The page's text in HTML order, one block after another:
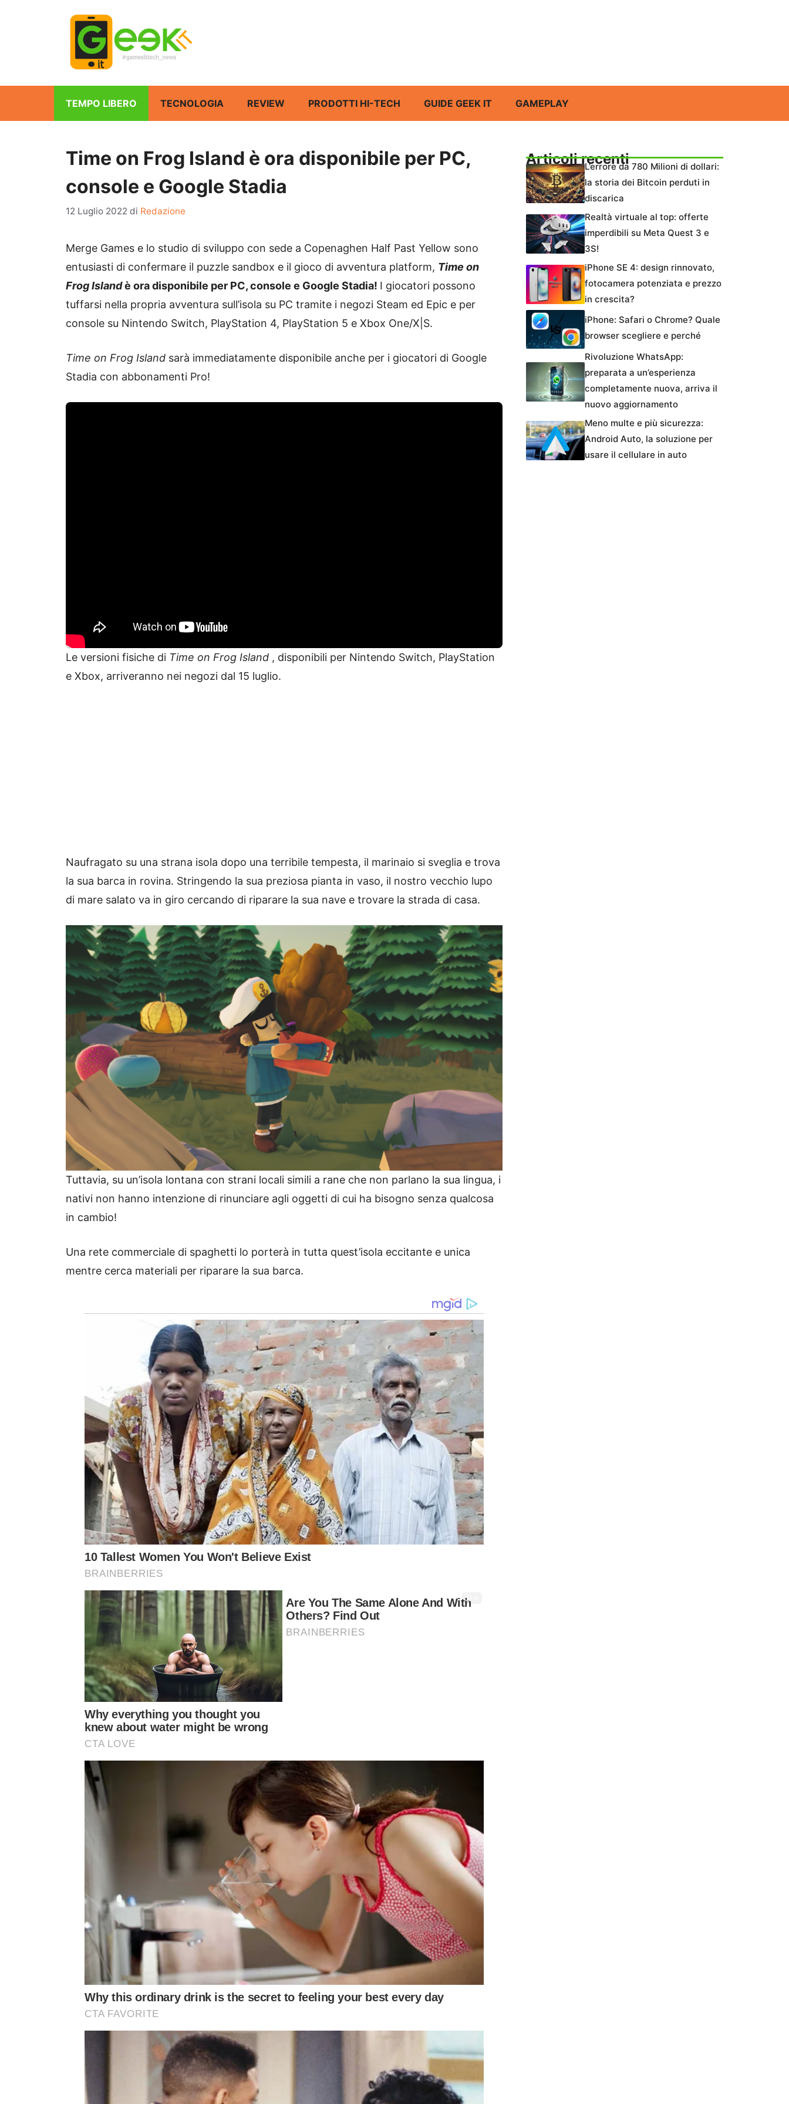
TEMPO LIBERO TECNOLOGIA REVIEW PRODOTTI HI-TECH GUIDE GEEK IT GAMEPLAY
Time on Frog Island è ora disponibile per PC,
console e Google Stadia
12 Luglio 2022 di Redazione
Merge Games e lo studio di sviluppo con sede a Copenaghen Half Past Yellow sono
entusiasti di confermare il puzzle sandbox e il gioco di avventura platform, Time on
Frog Islandè ora disponibile per PC, console e Google Stadia! I giocatori possono
tuffarsi nella propria avventura sull’isola su PC tramite i negozi Steam ed Epic e per
console su Nintendo Switch, PlayStation 4, PlayStation 5 e Xbox One/X|S.
Time on Frog Island sarà immediatamente disponibile anche per i giocatori di Google
Stadia con abbonamenti Pro!
Le versioni fisiche di Time on Frog Island , disponibili per Nintendo Switch, PlayStation
e Xbox, arriveranno nei negozi dal 15 luglio.
Naufragato su una strana isola dopo una terribile tempesta, il marinaio si sveglia e trova
la sua barca in rovina. Stringendo la sua preziosa pianta in vaso, il nostro vecchio lupo
di mare salato va in giro cercando di riparare la sua nave e trovare la strada di casa.
Tuttavia, su un’isola lontana con strani locali simili a rane che non parlano la sua lingua, i
nativi non hanno intenzione di rinunciare agli oggetti di cui ha bisogno senza qualcosa
in cambio!
Una rete commerciale di spaghetti lo porterà in tutta quest’isola eccitante e unica
mentre cerca materiali per riparare la sua barca.
Articoli recentiL’errore da 780 Milioni di dollari:
la storia dei Bitcoin perduti in
discarica
Realtà virtuale al top: offerte
imperdibili su Meta Quest 3 e
3S!
iPhone SE 4: design rinnovato,
fotocamera potenziata e prezzo
in crescita?
iPhone: Safari o Chrome? Quale
browser scegliere e perché
Rivoluzione WhatsApp:
preparata a un’esperienza
completamente nuova, arriva il
nuovo aggiornamento
Meno multe e più sicurezza:
Android Auto, la soluzione per
usare il cellulare in auto